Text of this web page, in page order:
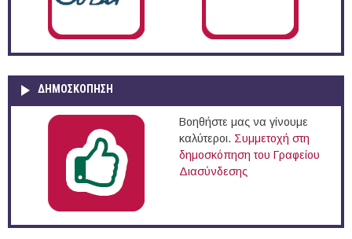
ΔΗΜΟΣΚΌΠΗΣΗ
Βοηθήστε μας να γίνουμε
καλύτεροι. Συμμετοχή στη
δημοσκόπηση του Γραφείου
Διασύνδεσης